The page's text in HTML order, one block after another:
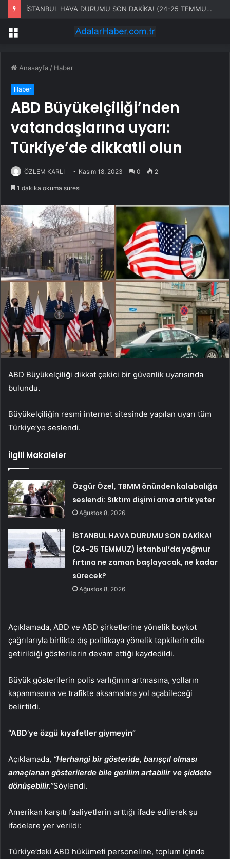
İSTANBUL HAVA DURUMU SON DAKİKA! (24-25 TEMMUZ) İstanbul’da yağmur fırtına ne zaman başlayacak, ne kadar sürecek?
Menü
Anasayfa / Haber
Haber
ABD Büyükelçiliği’nden
vatandaşlarına uyarı:
Türkiye’de dikkatli olun
ÖZLEM KARLI Kasım 18, 2023 0 2
1 dakika okuma süresi
ABD Büyükelçiliği dikkat çekici bir güvenlik uyarısında
bulundu.
Büyükelçiliğin resmi internet sitesinde yapılan uyarı tüm
Türkiye’ye seslendi.
İlgili Makaleler
Özgür Özel, TBMM önünden kalabalığa
seslendi: Sıktım dişimi ama artık yeter
Ağustos 8, 2026
İSTANBUL HAVA DURUMU SON DAKİKA!
(24-25 TEMMUZ) İstanbul’da yağmur
fırtına ne zaman başlayacak, ne kadar
sürecek?
Ağustos 8, 2026
Açıklamada, ABD ve ABD şirketlerine yönelik boykot
çağrılarıyla birlikte dış politikaya yönelik tepkilerin dile
getirildiği gösterilerin devam ettiği kaydedildi.
Büyük gösterilerin polis varlığının artmasına, yolların
kapanmasına ve trafikte aksamalara yol açabileceği
belirtildi.
“ABD’ye özgü kıyafetler giymeyin”
Açıklamada, “Herhangi bir gösteride, barışçıl olması
amaçlanan gösterilerde bile gerilim artabilir ve şiddete
dönüşebilir.”Söylendi.
Amerikan karşıtı faaliyetlerin arttığı ifade edilerek şu
ifadelere yer verildi:
Türkiye’deki ABD hükümeti personeline, toplum içinde